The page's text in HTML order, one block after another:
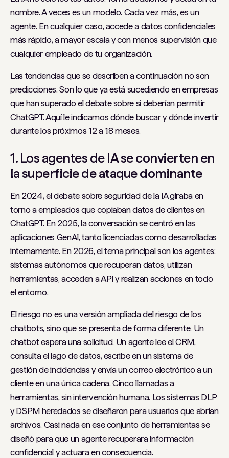
nombre. A veces es un modelo. Cada vez más, es un
agente. En cualquier caso, accede a datos confidenciales
más rápido, a mayor escala y con menos supervisión que
cualquier empleado de tu organización.
Las tendencias que se describen a continuación no son
predicciones. Son lo que ya está sucediendo en empresas
que han superado el debate sobre si deberían permitir
ChatGPT. Aquí le indicamos dónde buscar y dónde invertir
durante los próximos 12 a 18 meses.
1. Los agentes de IA se convierten en
la superficie de ataque dominante
En 2024, el debate sobre seguridad de la IA giraba en
torno a empleados que copiaban datos de clientes en
ChatGPT. En 2025, la conversación se centró en las
aplicaciones GenAI, tanto licenciadas como desarrolladas
internamente. En 2026, el tema principal son los agentes:
sistemas autónomos que recuperan datos, utilizan
herramientas, acceden a API y realizan acciones en todo
el entorno.
El riesgo no es una versión ampliada del riesgo de los
chatbots, sino que se presenta de forma diferente. Un
chatbot espera una solicitud. Un agente lee el CRM,
consulta el lago de datos, escribe en un sistema de
gestión de incidencias y envía un correo electrónico a un
cliente en una única cadena. Cinco llamadas a
herramientas, sin intervención humana. Los sistemas DLP
y DSPM heredados se diseñaron para usuarios que abrían
archivos. Casi nada en ese conjunto de herramientas se
diseñó para que un agente recuperara información
confidencial y actuara en consecuencia.